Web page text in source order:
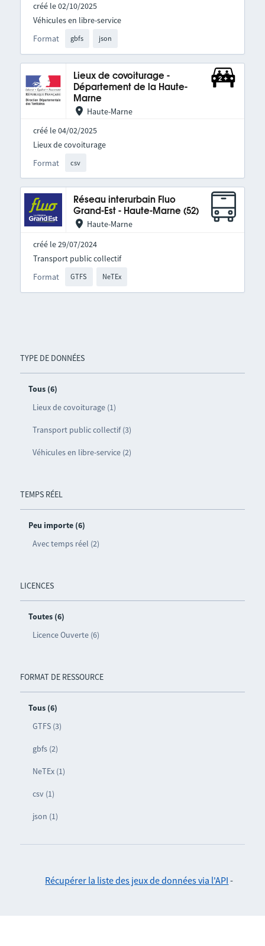
TYPE DE DONNÉES
Tous (6)
Lieux de covoiturage (1)
Transport public collectif (3)
Véhicules en libre-service (2)
TEMPS RÉEL
Peu importe (6)
Avec temps réel (2)
LICENCES
Toutes (6)
Licence Ouverte (6)
FORMAT DE RESSOURCE
Tous (6)
GTFS (3)
gbfs (2)
NeTEx (1)
csv (1)
json (1)
créé le 02/10/2025
Format gbfs json
Véhicules en libre-service
Lieux de covoiturage -
Département de la Haute-
Marne
Haute-Marne
créé le 04/02/2025
Format csv
Lieux de covoiturage
Réseau interurbain Fluo
Grand-Est - Haute-Marne (52)
Haute-Marne
créé le 29/07/2024
Format GTFS NeTEx
Transport public collectif
Récupérer la liste des jeux de données via l'API -